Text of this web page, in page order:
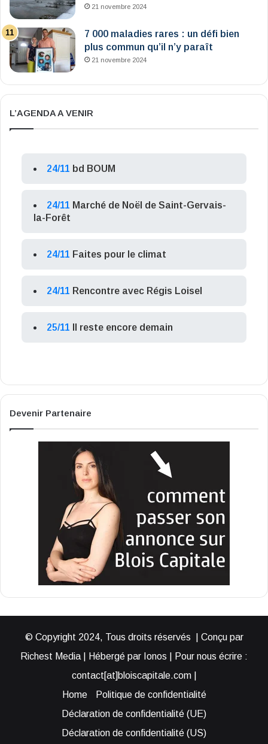
21 novembre 2024
7 000 maladies rares : un défi bien
plus commun qu’il n’y paraît
21 novembre 2024
L’AGENDA A VENIR
24/11 bd BOUM
24/11 Marché de Noël de Saint-Gervais-
la-Forêt
24/11 Faites pour le climat
24/11 Rencontre avec Régis Loisel
25/11 Il reste encore demain
Devenir Partenaire
© Copyright 2024, Tous droits réservés | Conçu par
Richest Media | Hébergé par Ionos | Pour nous écrire :
contact[at]bloiscapitale.com |
Home
Politique de confidentialité
Déclaration de confidentialité (UE)
Déclaration de confidentialité (US)